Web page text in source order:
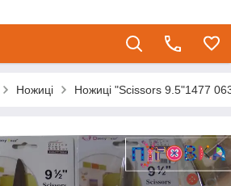
Ножиці Ножиці "Scissors 9.5"1477